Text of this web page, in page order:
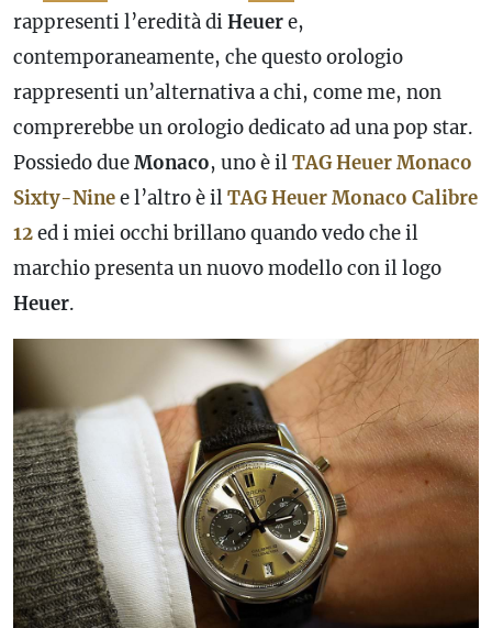
rappresenti l’eredità diHeuere,
contemporaneamente, che questo orologio
rappresenti un’alternativa a chi, come me, non
comprerebbe un orologio dedicato ad una pop star.
Possiedo dueMonaco, uno è ilTAG Heuer Monaco
Sixty-Ninee l’altro è ilTAG Heuer Monaco Calibre
12ed i miei occhi brillano quando vedo che il
marchio presenta un nuovo modello con il logo
Heuer.